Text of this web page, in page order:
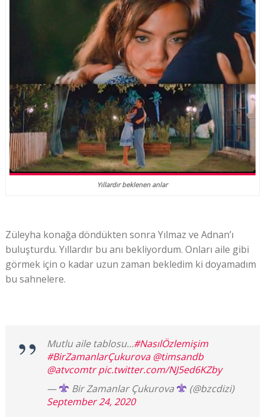
Yıllardır beklenen anlar
Züleyha konağa döndükten sonra Yılmaz ve Adnan’ı
buluşturdu. Yıllardır bu anı bekliyordum. Onları aile gibi
görmek için o kadar uzun zaman bekledim ki doyamadım
bu sahnelere.
Mutlu aile tablosu…#NasılÖzlemişim
#BirZamanlarÇukurova @timsandb
@atvcomtr pic.twitter.com/NJ5ed6KZby
—
Bir Zamanlar Çukurova
(@bzcdizi)
September 24, 2020